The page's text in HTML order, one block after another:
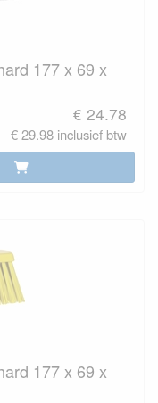
177 x 69 x
€ 24.78
€ 29.98 inclusief btw
177 x 69 x